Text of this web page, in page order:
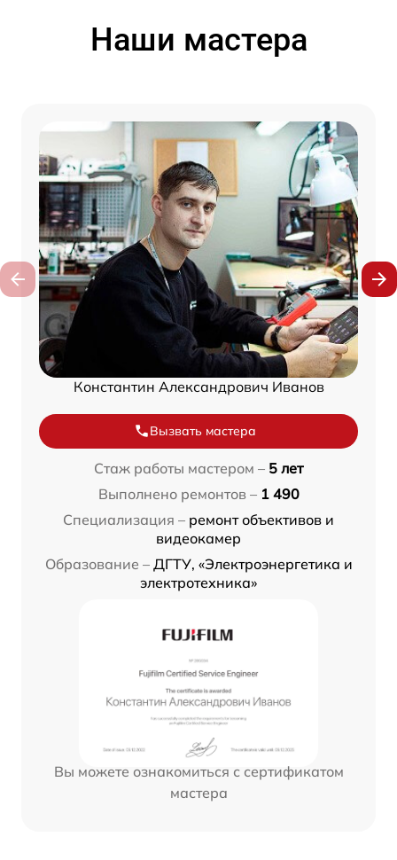
Наши мастера
Константин Александрович Иванов
Вызвать мастера
Стаж работы мастером – 5 лет
Выполнено ремонтов – 1 490
Специализация – ремонт объективов и
видеокамер
Образование – ДГТУ, «Электроэнергетика и
электротехника»
Вы можете ознакомиться с сертификатом
мастера